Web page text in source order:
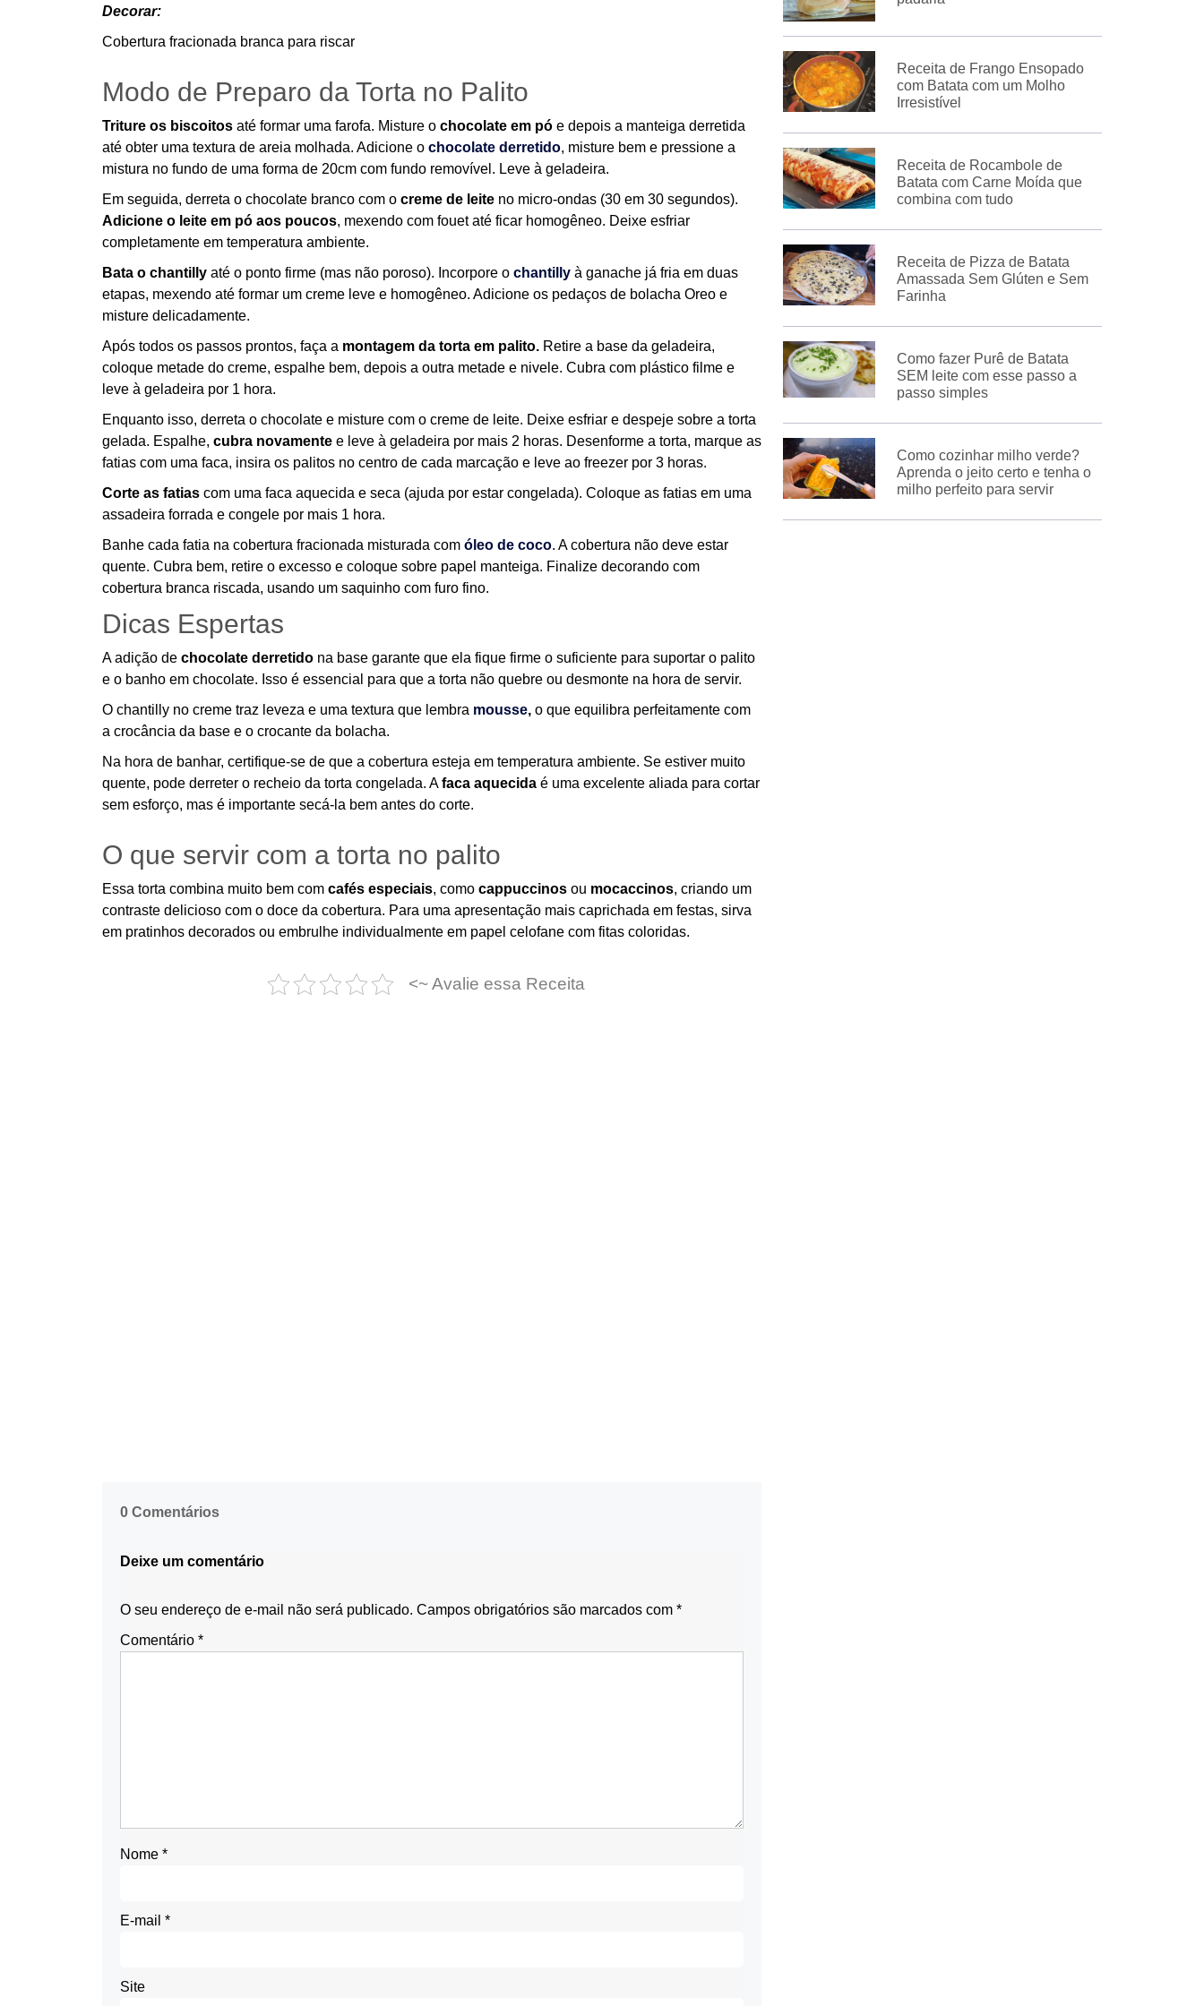
Decorar:
Cobertura fracionada branca para riscar
Modo de Preparo da Torta no Palito
Triture os biscoitos até formar uma farofa. Misture o chocolate em pó e depois a manteiga derretida
até obter uma textura de areia molhada. Adicione o chocolate derretido, misture bem e pressione a
mistura no fundo de uma forma de 20cm com fundo removível. Leve à geladeira.
Em seguida, derreta o chocolate branco com o creme de leite no micro-ondas (30 em 30 segundos).
Adicione o leite em pó aos poucos, mexendo com fouet até ficar homogêneo. Deixe esfriar
completamente em temperatura ambiente.
Bata o chantilly até o ponto firme (mas não poroso). Incorpore o chantilly à ganache já fria em duas
etapas, mexendo até formar um creme leve e homogêneo. Adicione os pedaços de bolacha Oreo e
misture delicadamente.
Após todos os passos prontos, faça a montagem da torta em palito. Retire a base da geladeira,
coloque metade do creme, espalhe bem, depois a outra metade e nivele. Cubra com plástico filme e
leve à geladeira por 1 hora.
Enquanto isso, derreta o chocolate e misture com o creme de leite. Deixe esfriar e despeje sobre a torta
gelada. Espalhe, cubra novamente e leve à geladeira por mais 2 horas. Desenforme a torta, marque as
fatias com uma faca, insira os palitos no centro de cada marcação e leve ao freezer por 3 horas.
Corte as fatias com uma faca aquecida e seca (ajuda por estar congelada). Coloque as fatias em uma
assadeira forrada e congele por mais 1 hora.
Banhe cada fatia na cobertura fracionada misturada com óleo de coco. A cobertura não deve estar
quente. Cubra bem, retire o excesso e coloque sobre papel manteiga. Finalize decorando com
cobertura branca riscada, usando um saquinho com furo fino.
Dicas Espertas
A adição de chocolate derretido na base garante que ela fique firme o suficiente para suportar o palito
e o banho em chocolate. Isso é essencial para que a torta não quebre ou desmonte na hora de servir.
O chantilly no creme traz leveza e uma textura que lembra mousse, o que equilibra perfeitamente com
a crocância da base e o crocante da bolacha.
Na hora de banhar, certifique-se de que a cobertura esteja em temperatura ambiente. Se estiver muito
quente, pode derreter o recheio da torta congelada. Afaca aquecida é uma excelente aliada para cortar
sem esforço, mas é importante secá-la bem antes do corte.
O que servir com a torta no palito
Essa torta combina muito bem com cafés especiais, como cappuccinos ou mocaccinos, criando um
contraste delicioso com o doce da cobertura. Para uma apresentação mais caprichada em festas, sirva
em pratinhos decorados ou embrulhe individualmente em papel celofane com fitas coloridas.
<~ Avalie essa Receita
0 Comentários
Deixe um comentário
O seu endereço de e-mail não será publicado. Campos obrigatórios são marcados com *
Comentário *
Nome *
E-mail *
Site
Receita de Frango Ensopado
com Batata com um Molho
Irresistível
Receita de Rocambole de
Batata com Carne Moída que
combina com tudo
Receita de Pizza de Batata
Amassada Sem Glúten e Sem
Farinha
Como fazer Purê de Batata
SEM leite com esse passo a
passo simples
Como cozinhar milho verde?
Aprenda o jeito certo e tenha o
milho perfeito para servir